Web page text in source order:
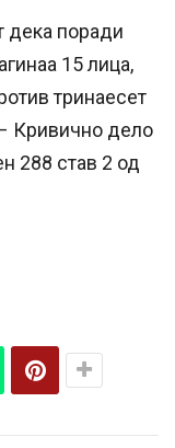
дека поради
15 лица,
тринаесет
Кривично дело
288 став 2 од